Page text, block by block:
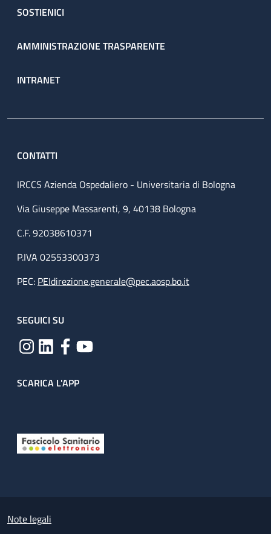
SOSTIENICI
AMMINISTRAZIONE TRASPARENTE
INTRANET
CONTATTI
IRCCS Azienda Ospedaliero - Universitaria di Bologna
Via Giuseppe Massarenti, 9, 40138 Bologna
C.F. 92038610371
P.IVA 02553300373
PEC: PEIdirezione.generale@pec.aosp.bo.it
SEGUICI SU
SCARICA L'APP
Small prints
Note legali